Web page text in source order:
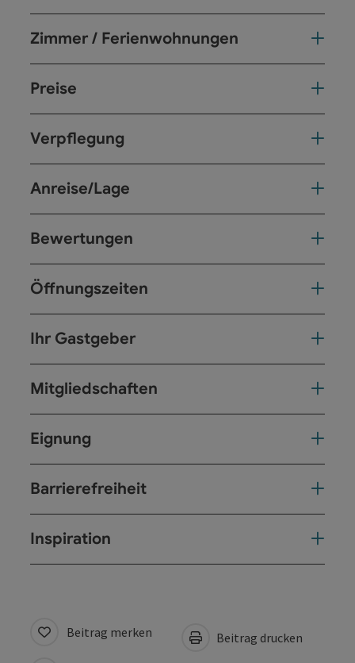
Zimmer / Ferienwohnungen
Preise
Verpflegung
Anreise/Lage
Bewertungen
Öffnungszeiten
Ihr Gastgeber
Mitgliedschaften
Eignung
Barrierefreiheit
Inspiration
Beitrag merken Beitrag drucken